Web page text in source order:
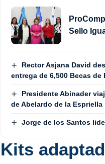
Sello
Rector Asjana David
entrega de 6,500 Becas
Presidente Abinader
de Abelardo de la Espriella
Jorge de los Santos
Kits